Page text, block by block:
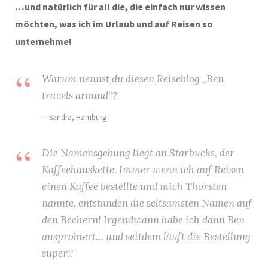
…und natürlich für all die, die einfach nur wissen
möchten, was ich im Urlaub und auf Reisen so
unternehme!
Warum nennst du diesen Reiseblog „Ben
travels around“?
Sandra, Hamburg
Die Namensgebung liegt an Starbucks, der
Kaffeehauskette. Immer wenn ich auf Reisen
einen Kaffee bestellte und mich Thorsten
nannte, entstanden die seltsamsten Namen auf
den Bechern! Irgendwann habe ich dann Ben
ausprobiert… und seitdem läuft die Bestellung
super!!